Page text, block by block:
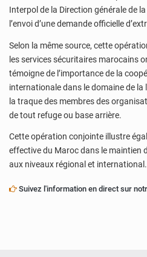
Interpol de la Direction générale de
l’envoi d’une demande officielle
Selon la même source, cette
les services sécuritaires marocains
témoigne de l’importance de la
internationale dans le domaine de
la traque des membres des
de tout refuge ou base arrière.
Cette opération conjointe illustre
effective du Maroc dans le maintien
aux niveaux régional et international.
Suivez l'information en direct sur